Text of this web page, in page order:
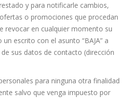
y para notificarle cambios,
o promociones que procedan
revocar en cualquier momento su
escrito con el asunto “BAJA” a
sus datos de contacto (dirección
para ninguna otra finalidad
salvo que venga impuesto por